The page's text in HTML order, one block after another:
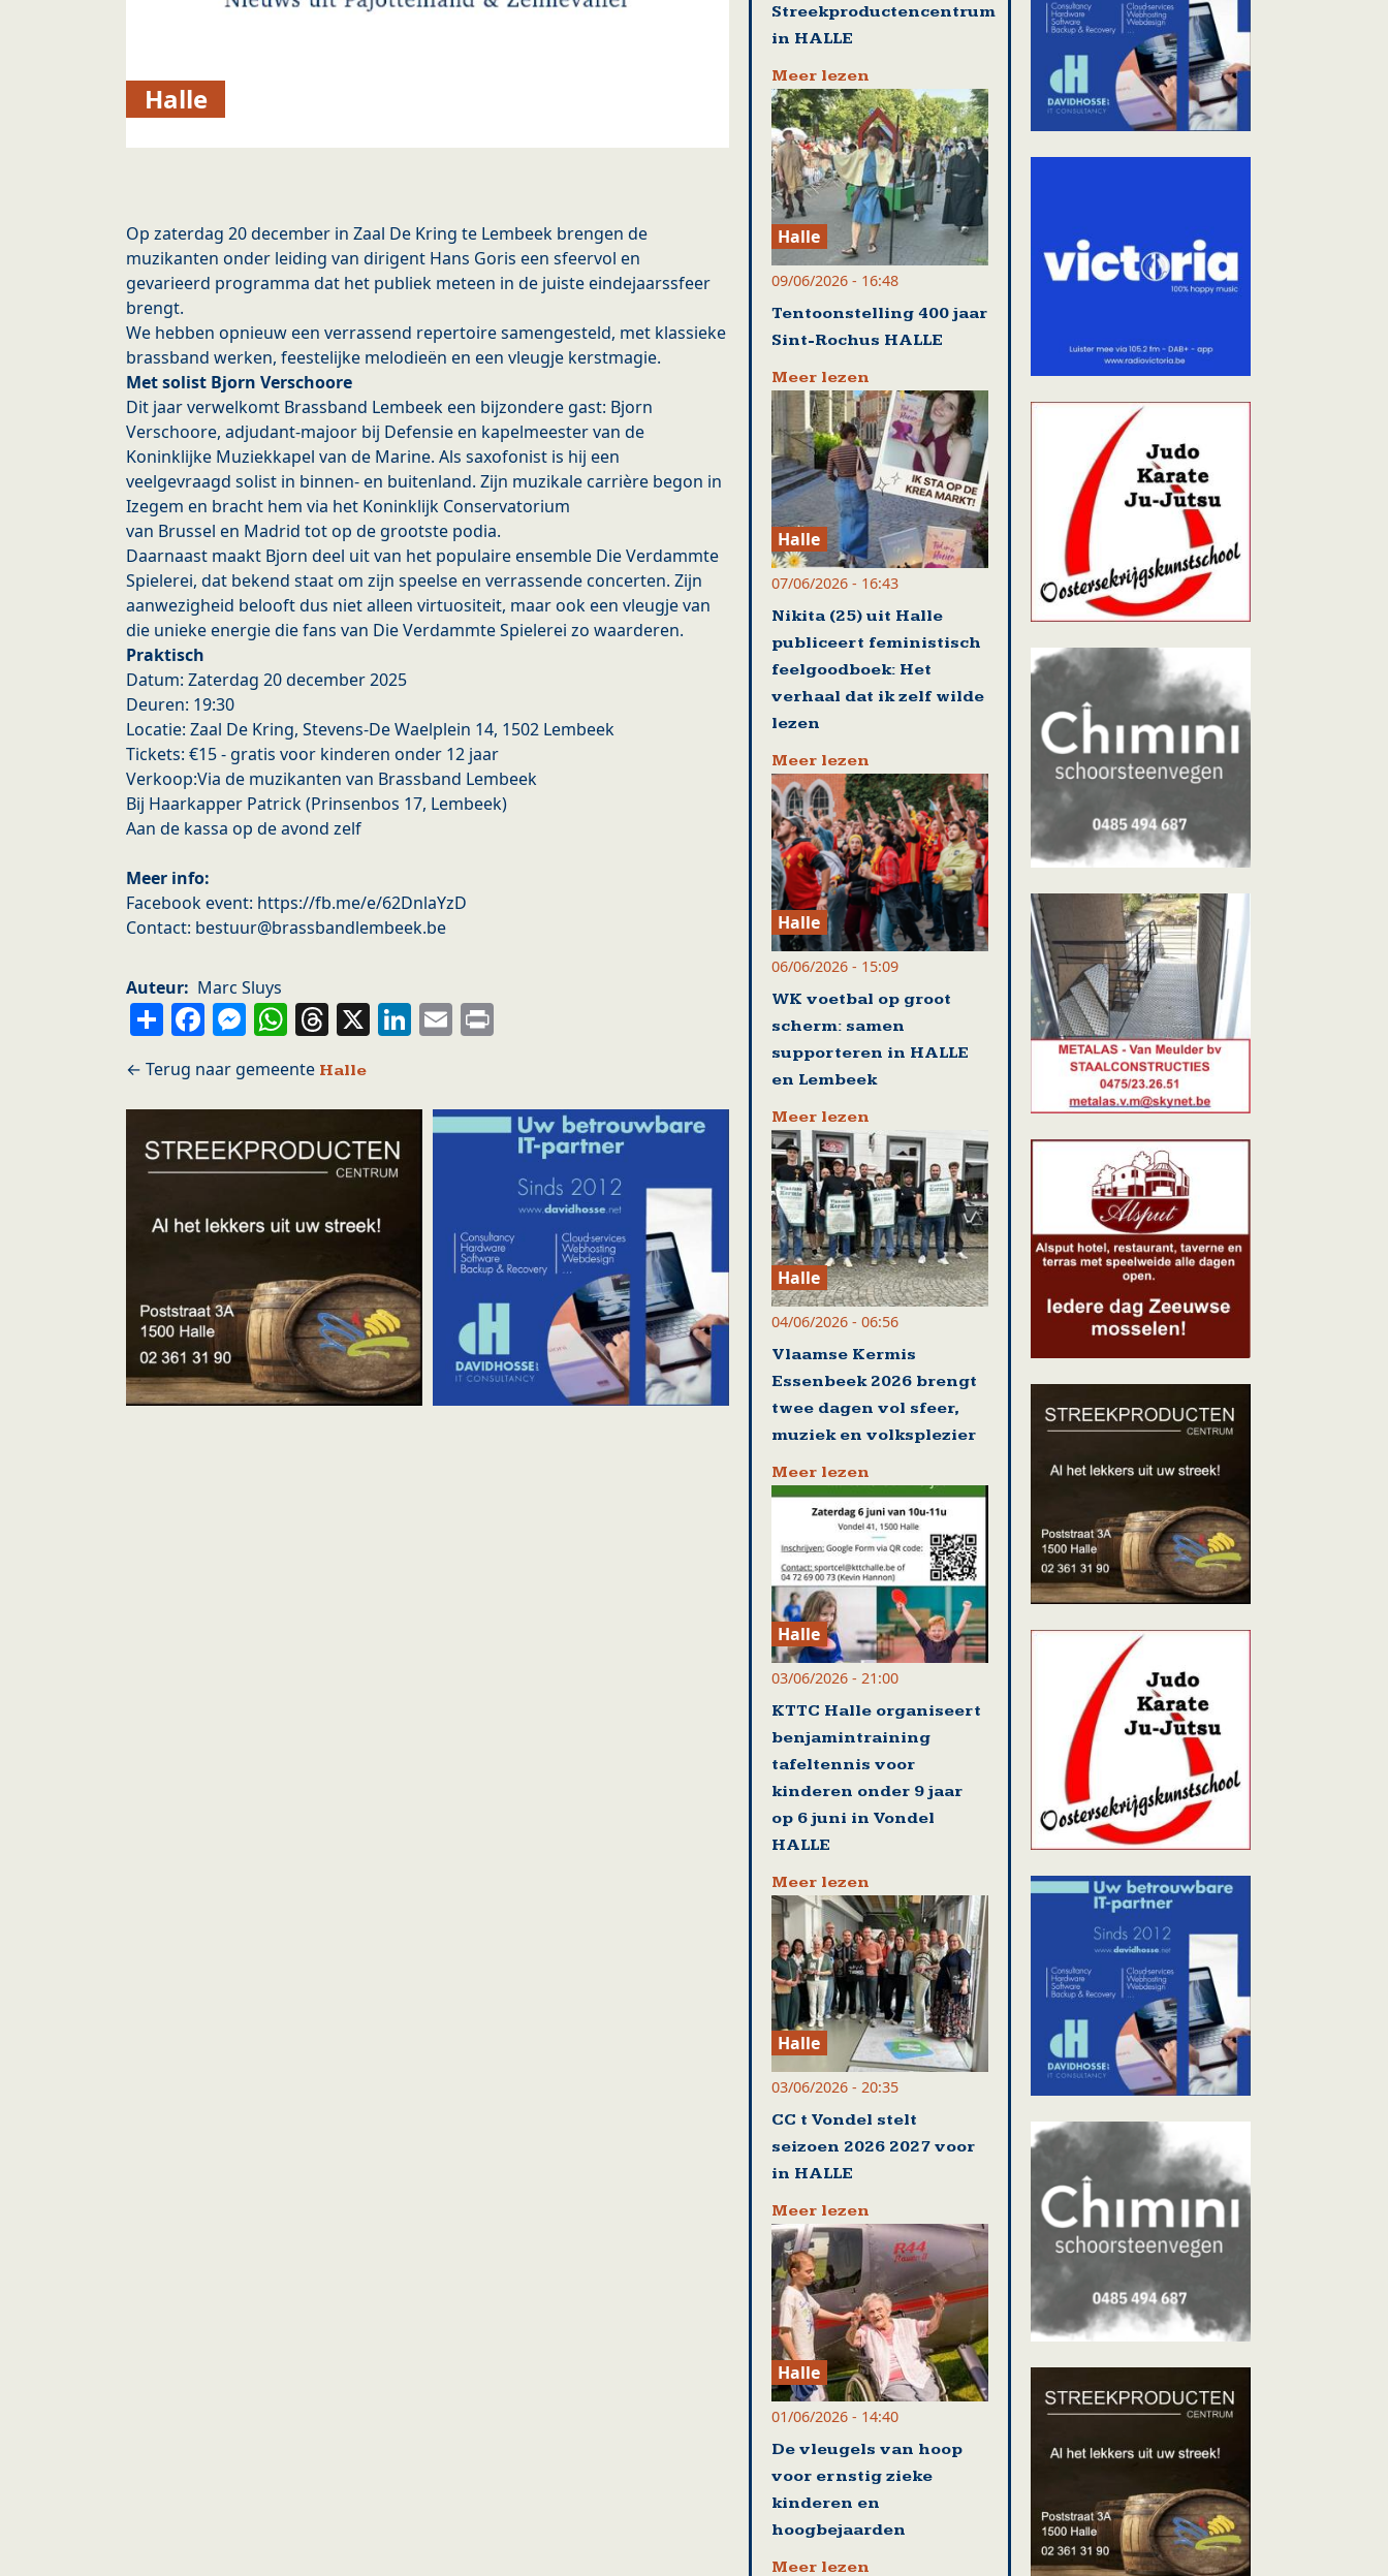
Halle
Op zaterdag 20 december in Zaal De Kring te Lembeek brengen de
muzikanten onder leiding van dirigent Hans Goris een sfeervol en
gevarieerd programma dat het publiek meteen in de juiste eindejaarssfeer
brengt.
We hebben opnieuw een verrassend repertoire samengesteld, met klassieke
brassband werken, feestelijke melodieën en een vleugje kerstmagie.
Met solist Bjorn Verschoore
Dit jaar verwelkomt Brassband Lembeek een bijzondere gast: Bjorn
Verschoore, adjudant-majoor bij Defensie en kapelmeester van de
Koninklijke Muziekkapel van de Marine. Als saxofonist is hij een
veelgevraagd solist in binnen- en buitenland. Zijn muzikale carrière begon in
Izegem en bracht hem via het Koninklijk Conservatorium
van Brussel en Madrid tot op de grootste podia.
Daarnaast maakt Bjorn deel uit van het populaire ensemble Die Verdammte
Spielerei, dat bekend staat om zijn speelse en verrassende concerten. Zijn
aanwezigheid belooft dus niet alleen virtuositeit, maar ook een vleugje van
die unieke energie die fans van Die Verdammte Spielerei zo waarderen.
Praktisch
Datum: Zaterdag 20 december 2025
Deuren: 19:30
Locatie: Zaal De Kring, Stevens-De Waelplein 14, 1502 Lembeek
Tickets: €15 - gratis voor kinderen onder 12 jaar
Verkoop:Via de muzikanten van Brassband Lembeek
Bij Haarkapper Patrick (Prinsenbos 17, Lembeek)
Aan de kassa op de avond zelf
Meer info:
Facebook event: https://fb.me/e/62DnlaYzD
Contact: bestuur@brassbandlembeek.be
Auteur Marc Sluys
ShareFacebook
Messenger
WhatsApp
Threads
X LinkedIn
Email
Halle
Streekproductencentrum
in HALLE
Meer lezen
Halle
09/06/2026 - 16:48
Tentoonstelling 400 jaar
Sint-Rochus HALLE
Meer lezen
Halle
07/06/2026 - 16:43
Nikita (25) uit Halle
publiceert feministisch
feelgoodboek: Het
verhaal dat ik zelf wilde
lezen
Meer lezen
Halle
06/06/2026 - 15:09
WK voetbal op groot
scherm: samen
supporteren in HALLE
en Lembeek
Meer lezen
Halle
04/06/2026 - 06:56
Vlaamse Kermis
Essenbeek 2026 brengt
twee dagen vol sfeer,
muziek en volksplezier
Meer lezen
Halle
03/06/2026 - 21:00
KTTC Halle organiseert
benjamintraining
tafeltennis voor
kinderen onder 9 jaar
op 6 juni in Vondel
HALLE
Meer lezen
Halle
03/06/2026 - 20:35
CC t Vondel stelt
seizoen 2026 2027 voor
in HALLE
Meer lezen
Halle
01/06/2026 - 14:40
De vleugels van hoop
voor ernstig zieke
kinderen en
hoogbejaarden
Meer lezen